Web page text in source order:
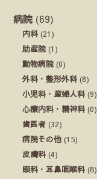
病院 (69)
内科 (21)
助産院 (1)
動物病院 (0)
外科・整形外科 (8)
小児科・産婦人科 (9)
心療内科・精神科 (0)
歯医者 (32)
病院その他 (15)
皮膚科 (4)
眼科・耳鼻咽喉科 (8)